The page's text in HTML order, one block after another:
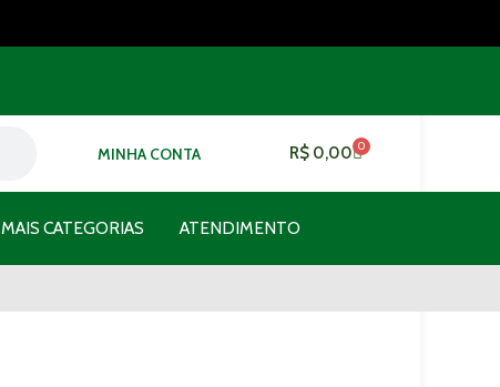
MINHA CONTA R$ 0,00 0
MAIS CATEGORIAS ATENDIMENTO